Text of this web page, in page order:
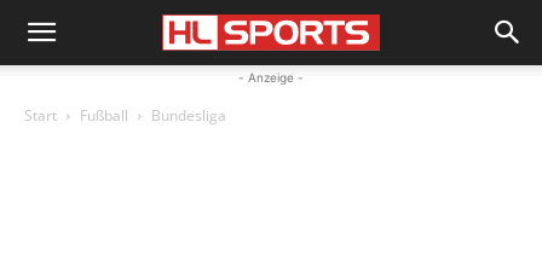
- Anzeige -
Start Fußball Bundesliga